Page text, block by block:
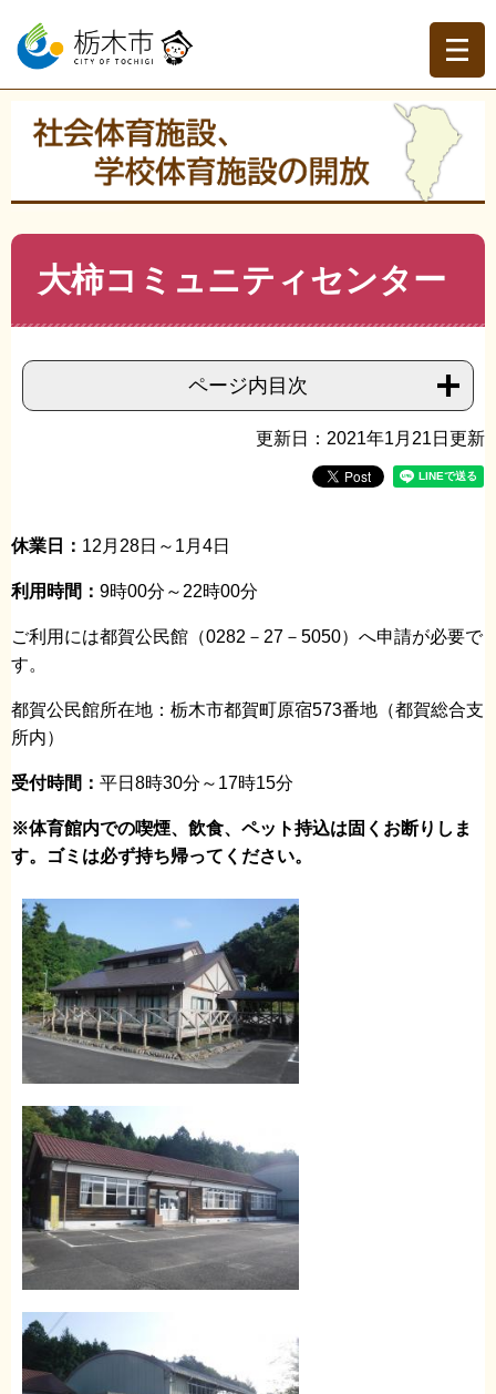
ー
の
ニ
ー
て
本
現在地
トップページ > 社会体育施設、学校体育施設の開放 >社会
>都賀地域（社会体育施設）> >大柿コミュニテ
ィセンター
大柿コミュニティセンター
ページ内目次
更新日：2021年1月21日更新
休業日： 12月28日～1月4日
利用時間： 9時00分～22時00分
ご利用には都賀公民館（0282－27－5050）へ申請が必要で
す。
都賀公民館所在地：栃木市都賀町原宿573番地（都賀総合支
所内）
受付時間： 平日8時30分～17時15分
※体育館内での喫煙、飲食、ペット持込は固くお断りしま
す。ゴミは必ず持ち帰ってください。